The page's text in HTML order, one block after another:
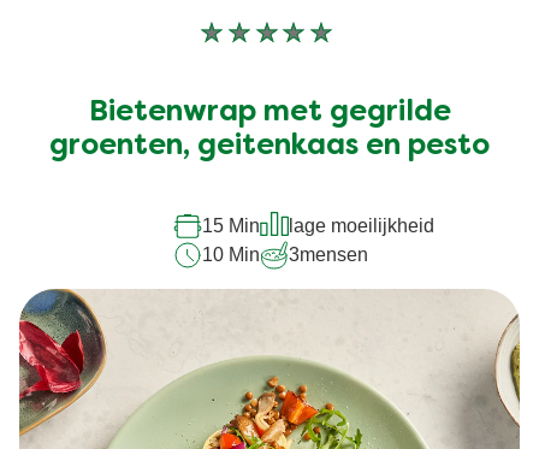
Geen
ingediend
voor
Bietenwrap met gegrilde
groenten, geitenkaas en pesto
15 Min
lage moeilijkheid
10 Min
3mensen